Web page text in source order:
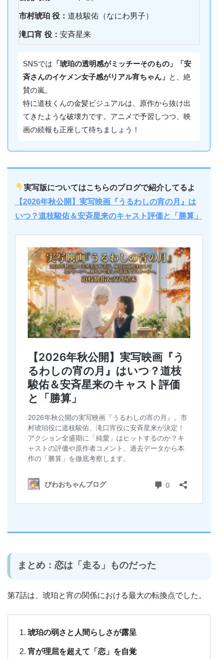
市村琥珀 役： 道枝駿佑（なにわ男子）
滝口宵 役： 安斉星来
SNSでは 「琥珀の透明感がミッチーそのもの」「安
斉さんのイケメン女子感がリアル宵ちゃん」 と、絶
賛の嵐。
特に道枝くんの金髪ビジュアルは、原作から抜け出
てきたような破壊力です。アニメで予習しつつ、映
画の続報も正座して待ちましょう！
実写版についてはこちらのブログで紹介してるよ
【2026年秋公開】実写映画『うるわしの宵の月』は
いつ？道枝駿佑＆安斉星来のキャスト評価と「勝算」
まとめ：恋は「走る」ものだった
第7話は、琥珀と宵の関係における最大の転換点でした。
琥珀の弱さと人間らしさが露呈
宵が理屈を超えて「恋」を自覚